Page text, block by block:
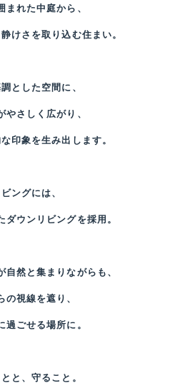
まれた中庭から、
けさを取り込む住まい。
とした空間に、
やさしく広がり、
印象を生み出します。
ビングには、
ダウンリビングを採用。
自然と集まりながらも、
の視線を遮り、
過ごせる場所に。
と、守ること。